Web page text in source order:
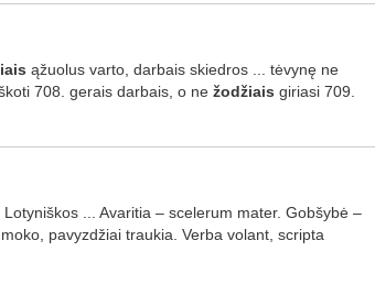
ąžuolus varto, darbais skiedros ... tėvynę ne
708. gerais darbais, o ne žodžiais giriasi 709.
... Avaritia – scelerum mater. Gobšybė –
moko, pavyzdžiai traukia. Verba volant, scripta